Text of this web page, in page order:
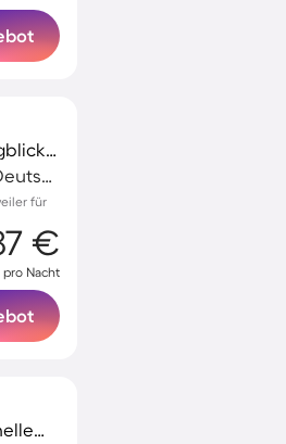
Ferienwohnung mit Garten und Terrasse | Bergblick | Perfekt für die Arbeit von Zuhause | Haustierfreundlich
Badenweiler, Breisgau-Hochschwarzwald, Deutschland
für
€
pro Nacht
Ferienwohnung mit Garten, Terrasse und schnellem Internet | Bergblick